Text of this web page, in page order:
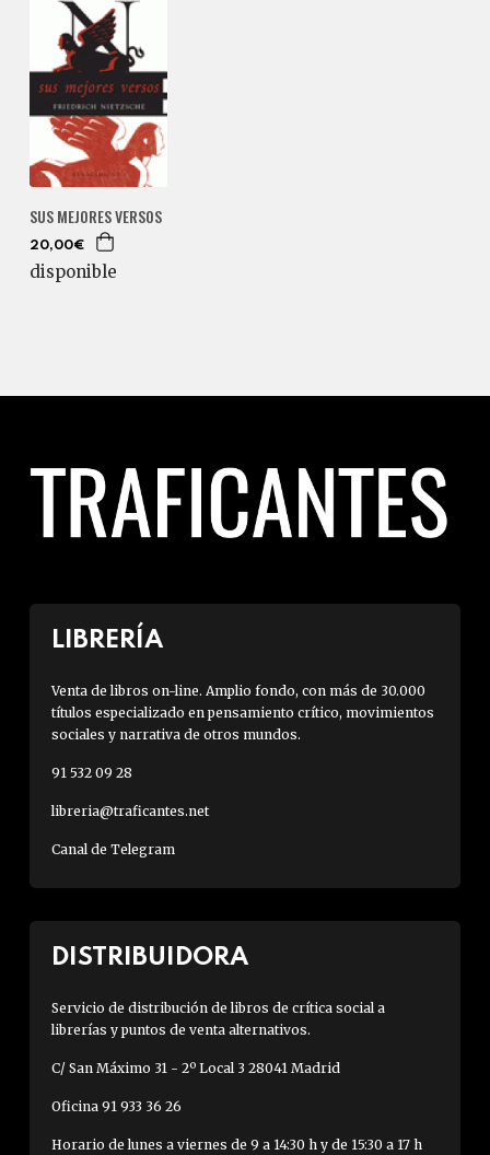
SUS MEJORES VERSOS
20,00€
disponible
LIBRERÍA
Venta de libros on-line. Amplio fondo, con más de 30.000
títulos especializado en pensamiento crítico, movimientos
sociales y narrativa de otros mundos.
91 532 09 28
libreria@traficantes.net
Canal de Telegram
DISTRIBUIDORA
Servicio de distribución de libros de crítica social a
librerías y puntos de venta alternativos.
C/ San Máximo 31 - 2º Local 3 28041 Madrid
Oficina 91 933 36 26
Horario de lunes a viernes de 9 a 14:30 h y de 15:30 a 17 h